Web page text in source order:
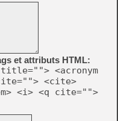
et attributs HTML:
<acronym
<cite>
<i> <q cite="">